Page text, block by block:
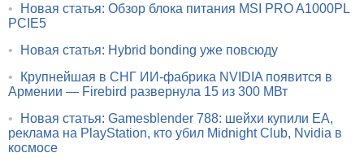
•
Новая статья: Обзор блока питания MSI PRO A1000PL
PCIE5
•
Новая статья: Hybrid bonding уже повсюду
•
Крупнейшая в СНГ ИИ-фабрика NVIDIA появится в
Армении — Firebird развернула 15 из 300 МВт
•
Новая статья: Gamesblender 788: шейхи купили EA,
реклама на PlayStation, кто убил Midnight Club, Nvidia в
космосе